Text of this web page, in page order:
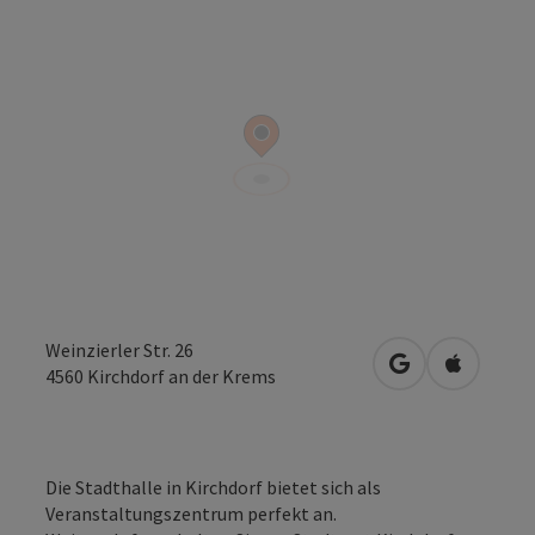
Weinzierler Str. 26
4560 Kirchdorf an der Krems in Googlein Apple
Die Stadthalle in Kirchdorf bietet sich als
Veranstaltungszentrum perfekt an.